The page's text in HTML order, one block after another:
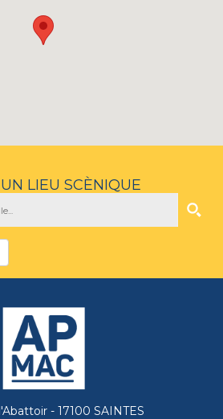
LIEU SCÈNIQUE
- 17100 SAINTES